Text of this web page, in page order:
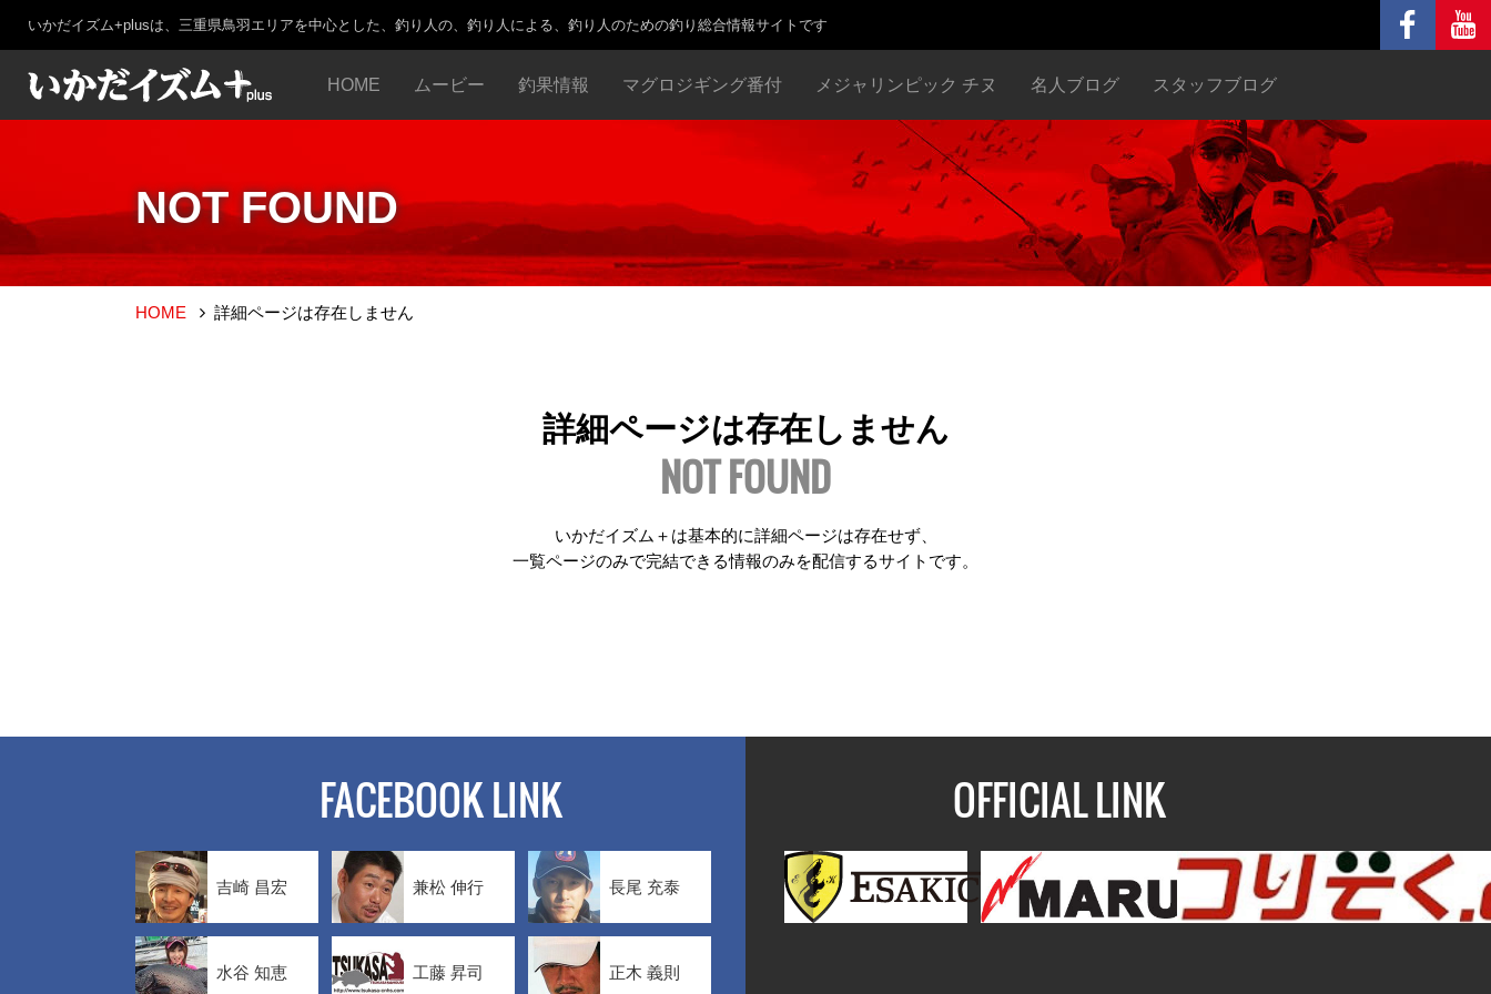
いかだイズム+plusは、三重県鳥羽エリアを中心とした、釣り人の、釣り人による、釣り人のための釣り総合情報サイトです
HOME ムービー 釣果情報 マグロジギング番付 メジャリンピック チヌ 名人ブログ スタッフブログ
NOT FOUND
HOME 詳細ページは存在しません
詳細ページは存在しません
NOT FOUND
いかだイズム＋は基本的に詳細ページは存在せず、
一覧ページのみで完結できる情報のみを配信するサイトです。
FACEBOOK LINK
吉崎 昌宏 兼松 伸行 長尾 充泰
水谷 知恵 工藤 昇司 正木 義則
OFFICIAL LINK